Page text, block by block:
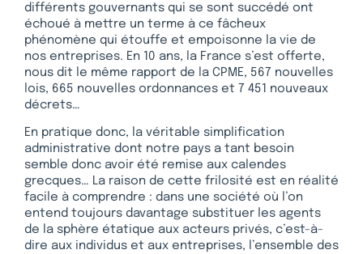
différents gouvernants qui se sont succédé ont
échoué à mettre un terme à ce fâcheux
phénomène qui étouffe et empoisonne la vie de
nos entreprises. En 10 ans, la France s’est offerte,
nous dit le même rapport de la CPME, 567 nouvelles
lois, 665 nouvelles ordonnances et 7 451 nouveaux
décrets…
En pratique donc, la véritable simplification
administrative dont notre pays a tant besoin
semble donc avoir été remise aux calendes
grecques… La raison de cette frilosité est en réalité
facile à comprendre : dans une société où l’on
entend toujours davantage substituer les agents
de la sphère étatique aux acteurs privés, c’est-à-
dire aux individus et aux entreprises, l’ensemble des